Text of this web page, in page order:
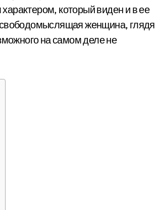
который виден и в ее
свободомыслящая женщина, глядя
на самом деле не